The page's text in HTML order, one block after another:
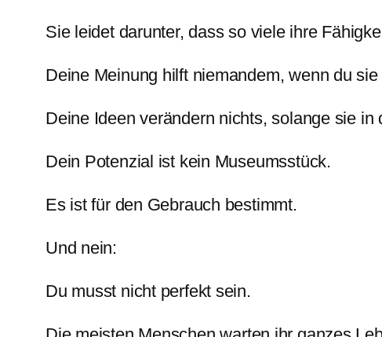
Sie leidet darunter, dass so viele ihre
Deine Meinung hilft niemandem, wenn du
Deine Ideen verändern nichts, solange sie in
Dein Potenzial ist kein Museumsstück.
Es ist für den Gebrauch bestimmt.
Und nein:
Du musst nicht perfekt sein.